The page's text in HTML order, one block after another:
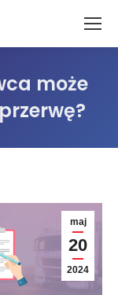
może
maj
20
2024